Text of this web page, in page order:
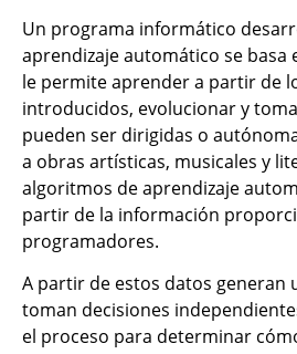
Un programa informático
aprendizaje automático se
le permite aprender a partir de
introducidos, evolucionar y
pueden ser dirigidas o
a obras artísticas, musicales y
algoritmos de aprendizaje
partir de la información
programadores.
A partir de estos datos generan
toman decisiones
el proceso para determinar